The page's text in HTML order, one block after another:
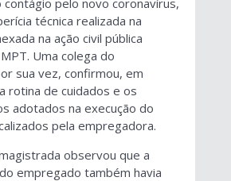
pelo novo coronavírus,
técnica realizada na
na ação civil pública
Uma colega do
sua vez, confirmou, em
rotina de cuidados e os
adotados na execução do
pela empregadora.
observou que a
empregado também havia